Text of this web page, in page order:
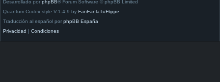
Desarrollado por phpBB® Forum Software © phpBB Limited
Quantum Codex style V.1.4.9 by FanFanlaTuFlippe
Traducción al español por phpBB España
Privacidad
Condiciones